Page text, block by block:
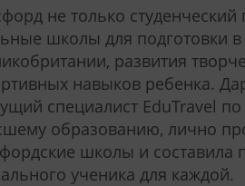
не только студенческий
школы для подготовки
развития
навыков ребенка.
специалист EduTravel
образованию, лично
школы и составила
ученика для каждой.